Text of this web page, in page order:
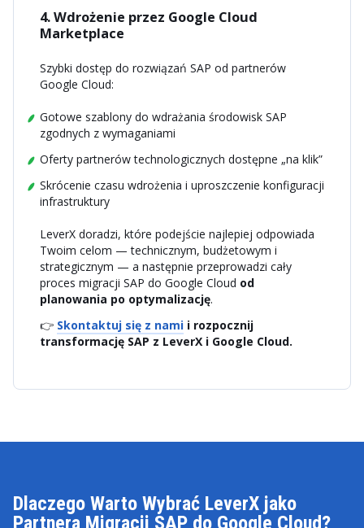
4. Wdrożenie przez Google Cloud
Marketplace
Szybki dostęp do rozwiązań SAP od partnerów
Google Cloud:
Gotowe szablony do wdrażania środowisk SAP
zgodnych z wymaganiami
Oferty partnerów technologicznych dostępne „na klik”
Skrócenie czasu wdrożenia i uproszczenie konfiguracji
infrastruktury
LeverX doradzi, które podejście najlepiej odpowiada
Twoim celom — technicznym, budżetowym i
strategicznym — a następnie przeprowadzi cały
proces migracji SAP do Google Cloud od
planowania po optymalizację.
👉 Skontaktuj się z nami i rozpocznij
transformację SAP z LeverX i Google Cloud.
Dlaczego Warto Wybrać LeverX jako
Partnera Migracji SAP do Google Cloud?